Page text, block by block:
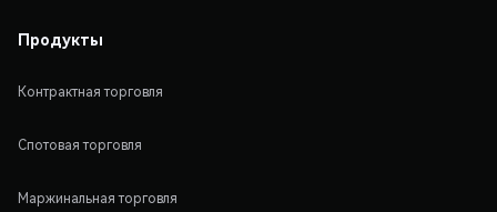
Продукты
Контрактная торговля
Спотовая торговля
Маржинальная торговля